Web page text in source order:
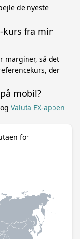
de nyeste
kurs fra min
marginer, så det
der
mobil?
Valuta EX-appen
for